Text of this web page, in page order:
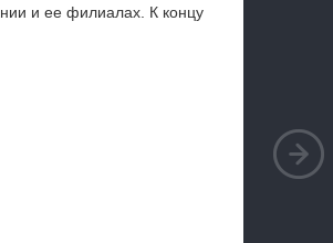
и ее филиалах. К концу